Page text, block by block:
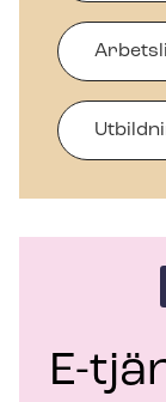
p
n
a
s
i
t
e
r
E-